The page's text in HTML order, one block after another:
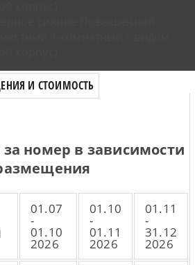
И СТОИМОСТЬ
за номер в зависимости
01.07
-
01.10
2026
01.10
-
01.11
2026
01.11
-
31.12
2026